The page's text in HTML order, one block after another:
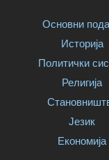
Основни
Историја
Политички
Религија
Језик
Економија